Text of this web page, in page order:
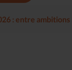
: entre